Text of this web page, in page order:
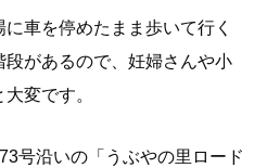
車を停めたまま歩いて行く
があるので、妊婦さんや小
変です。
号沿いの「うぶやの里ロード